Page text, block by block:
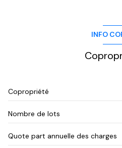
interphone
INFO
Copropriété
Nombre de lots
Quote part annuelle des charges